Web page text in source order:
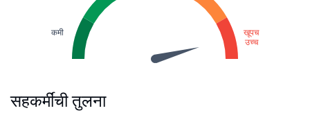
कमी
खूपच
उच्च
सहकर्मींची तुलना